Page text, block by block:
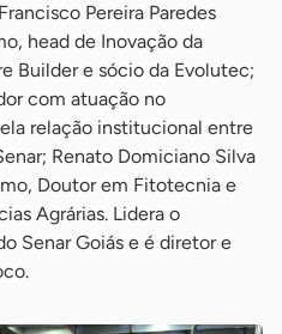
Pereira Paredes
head de Inovação da
Builder e sócio da Evolutec;
com atuação no
relação institucional entre
Renato Domiciano Silva
Doutor em Fitotecnia e
Agrárias. Lidera o
Senar Goiás e é diretor e